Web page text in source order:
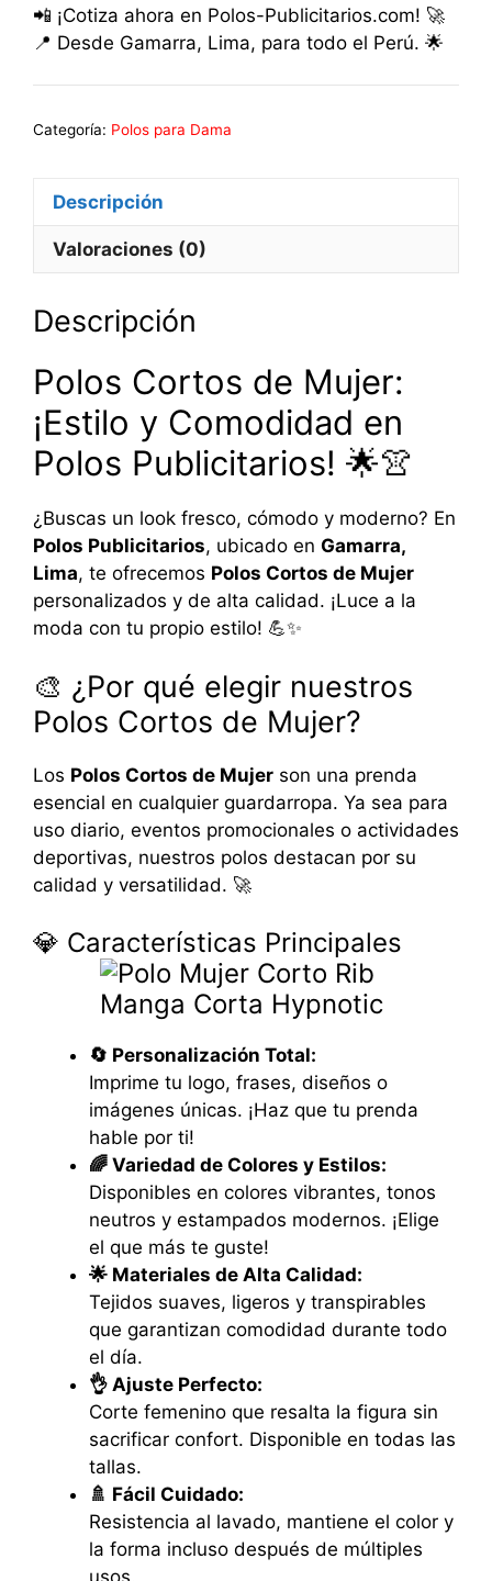
📲 ¡Cotiza ahora en Polos-Publicitarios.com! 🚀
📍 Desde Gamarra, Lima, para todo el Perú. 🌟
Categoría: Polos para Dama
Descripción
Valoraciones (0)
Descripción
Polos Cortos de Mujer:
¡Estilo y Comodidad en
Polos Publicitarios! 🌟👚
¿Buscas un look fresco, cómodo y moderno? En
Polos Publicitarios, ubicado en Gamarra,
Lima, te ofrecemos Polos Cortos de Mujer
personalizados y de alta calidad. ¡Luce a la
moda con tu propio estilo! 💪✨
🎨 ¿Por qué elegir nuestros
Polos Cortos de Mujer?
Los Polos Cortos de Mujer son una prenda
esencial en cualquier guardarropa. Ya sea para
uso diario, eventos promocionales o actividades
deportivas, nuestros polos destacan por su
calidad y versatilidad. 🚀
💎 Características Principales
🔄 Personalización Total:
Imprime tu logo, frases, diseños o
imágenes únicas. ¡Haz que tu prenda
hable por ti!
🌈 Variedad de Colores y Estilos:
Disponibles en colores vibrantes, tonos
neutros y estampados modernos. ¡Elige
el que más te guste!
🌟 Materiales de Alta Calidad:
Tejidos suaves, ligeros y transpirables
que garantizan comodidad durante todo
el día.
👌 Ajuste Perfecto:
Corte femenino que resalta la figura sin
sacrificar confort. Disponible en todas las
tallas.
🚿 Fácil Cuidado:
Resistencia al lavado, mantiene el color y
la forma incluso después de múltiples
usos.